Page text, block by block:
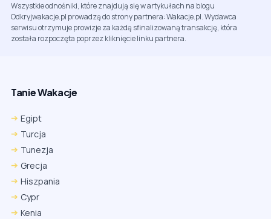
Wszystkie odnośniki, które znajdują się w artykułach na blogu
Odkryjwakacje.pl prowadzą do strony partnera: Wakacje.pl. Wydawca
serwisu otrzymuje prowizje za każdą sfinalizowaną transakcję, która
została rozpoczęta poprzez kliknięcie linku partnera.
Tanie Wakacje
Egipt
Turcja
Tunezja
Grecja
Hiszpania
Cypr
Kenia